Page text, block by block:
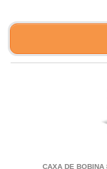
CAXA DE BOBINA